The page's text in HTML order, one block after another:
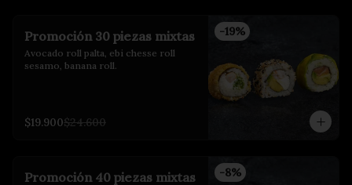
-19%
Promoción 30 piezas mixtas
Avocado roll palta, ebi chesse roll
sesamo, banana roll.
$19.900$24.600
-8%
Promoción 40 piezas mixtas